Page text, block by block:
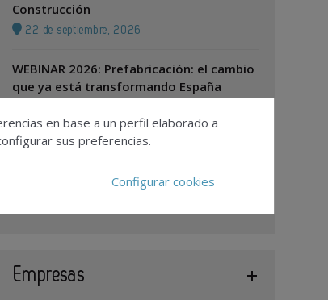
Construcción
22 de septiembre, 2026
WEBINAR 2026: Prefabricación: el cambio
que ya está transformando España
Zaragoza, 2026. Jornada Arquitectura y
24 de septiembre, 2026
Empresas
en base a un perfil elaborado a
sus preferencias.
Configurar cookies